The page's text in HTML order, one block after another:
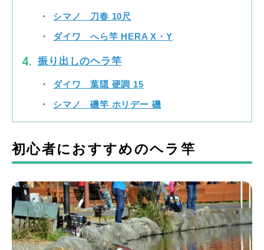
シマノ 刀春 10尺
ダイワ へら竿 HERA X・Y
振り出しのヘラ竿
ダイワ 葉隠 硬調 15
シマノ 磯竿 ホリデー 磯
初心者におすすめのヘラ竿